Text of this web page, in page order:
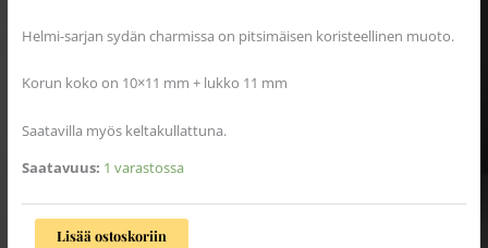
Helmi-sarjan sydän charmissa on pitsimäisen koristeellinen muoto.
Korun koko on 10×11 mm + lukko 11 mm
Saatavilla myös keltakullattuna.
Saatavuus: 1 varastossa
Lisää ostoskoriin